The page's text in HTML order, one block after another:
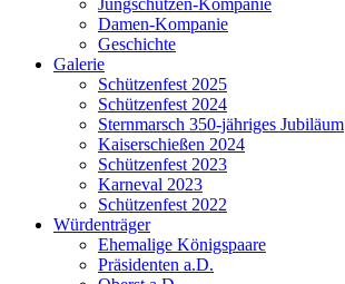
Damen-Kompanie
Geschichte
Galerie
Schützenfest 2025
Schützenfest 2024
Sternmarsch 350-jähriges Jubiläum
Kaiserschießen 2024
Schützenfest 2023
Karneval 2023
Schützenfest 2022
Würdenträger
Ehemalige Königspaare
Präsidenten a.D.